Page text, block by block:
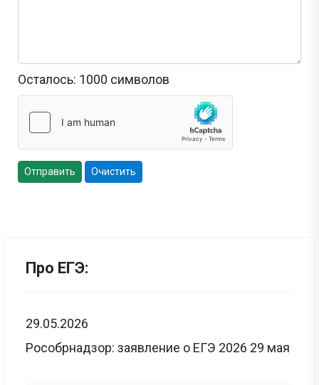
Осталось: 1000 символов
Отправить Очистить
Про ЕГЭ:
29.05.2026
Рособрнадзор: заявление о ЕГЭ 2026 29 мая